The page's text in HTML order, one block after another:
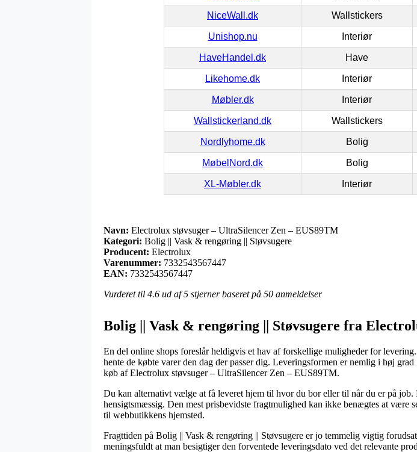
NiceWall.dk Wallstickers
Unishop.nu Interiør
HaveHandel.dk Have
Likehome.dk Interiør
Møbler.dk Interiør
Wallstickerland.dk Wallstickers
Nordlyhome.dk Bolig
MøbelNord.dk Bolig
XL-Møbler.dk Interiør
Navn: Electrolux støvsuger – UltraSilencer Zen – EUS89TM
Kategori: Bolig || Vask & rengøring || Støvsugere
Producent: Electrolux
Varenummer: 7332543567447
EAN: 7332543567447
Vurderet til 4.6 ud af 5 stjerner baseret på 50 anmeldelser
Bolig || Vask & rengøring || Støvsugere fra
En del online shops foreslår heldigvis et hav af forskellige muligheder for
hente de købte varer den dag der passer dig. Leveringsformen er nemlig i høj
køb af Electrolux støvsuger – UltraSilencer Zen – EUS89TM.
Du kan alternativt vælge at få leveret hjem til hvor du bor eller til når du er på job.
hensigtsmæssig. Den mest prisbevidste fragtmulighed kan ikke benægtes at være
til webbutikkens hjemsted.
Fragttiden på Bolig || Vask & rengøring || Støvsugere er jo temmelig vigtig
meningsfuldt at man besigtiger den forventede leveringsdato ved det relevante